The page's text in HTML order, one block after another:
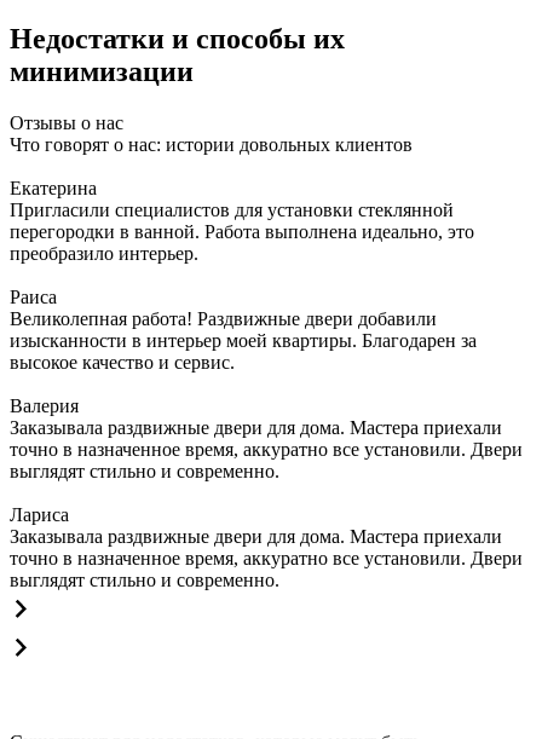
Недостатки и способы их
минимизации
Отзывы о нас
Что говорят о нас: истории довольных клиентов
Екатерина
Пригласили специалистов для установки стеклянной
перегородки в ванной. Работа выполнена идеально, это
преобразило интерьер.
Раиса
Великолепная работа! Раздвижные двери добавили
изысканности в интерьер моей квартиры. Благодарен за
высокое качество и сервис.
Валерия
Заказывала раздвижные двери для дома. Мастера приехали
точно в назначенное время, аккуратно все установили. Двери
выглядят стильно и современно.
Лариса
Заказывала раздвижные двери для дома. Мастера приехали
точно в назначенное время, аккуратно все установили. Двери
выглядят стильно и современно.